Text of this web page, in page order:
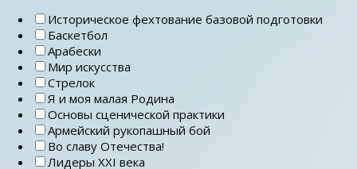
Историческое фехтование базовой подготовки
Баскетбол
Арабески
Мир искусства
Стрелок
Я и моя малая Родина
Основы сценической практики
Армейский рукопашный бой
Во славу Отечества!
Лидеры ХХI века